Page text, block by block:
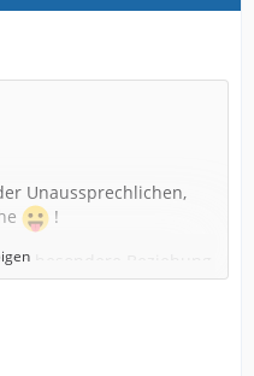
Unaussprechlichen,
!
besondere Beziehung,
Fußballspiel in